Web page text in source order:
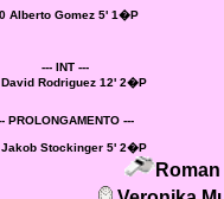
Alberto Gomez 5' 1�P
--- INT ---
David Rodriguez 12' 2�P
PROLONGAMENTO ---
Jakob Stockinger 5' 2�P